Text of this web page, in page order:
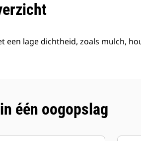
lage dichtheid, zoals mulch,
één oogopslag